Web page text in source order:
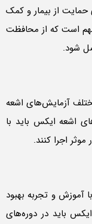
حمایت از بیمار و کمک
است که از محافظت
شود.
آزمایش‌های اشعه
اشعه ایکس باید با
موثر اجرا کنند.
و تجربه بهبود
باید در دوره‌های